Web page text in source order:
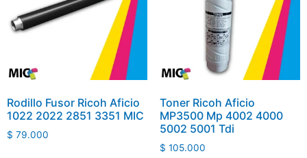
Rodillo Fusor Ricoh Aficio
1022 2022 2851 3351 MIC
$ 79.000
Toner Ricoh Aficio
MP3500 Mp 4002 4000
5002 5001 Tdi
$ 105.000